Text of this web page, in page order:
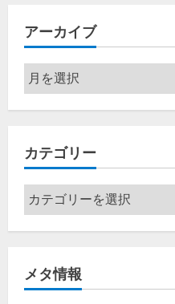
アーカイブ
ア
ー
カ
ブ
カテゴリー
カ
テ
ゴ
ー
メタ情報